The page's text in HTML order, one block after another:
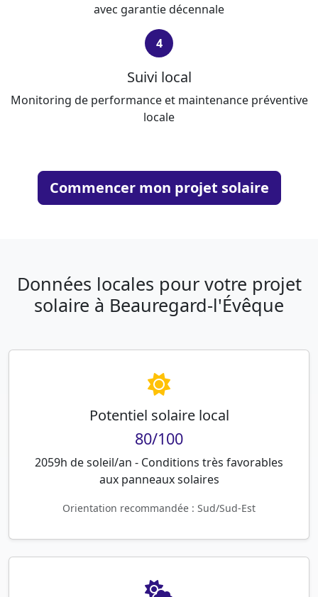
avec garantie décennale
4
Suivi local
Monitoring de performance et maintenance préventive
locale
Commencer mon projet solaire
Données locales pour votre projet
solaire à Beauregard-l'Évêque
Potentiel solaire local
80/100
2059h de soleil/an - Conditions très favorables
aux panneaux solaires
Orientation recommandée : Sud/Sud-Est